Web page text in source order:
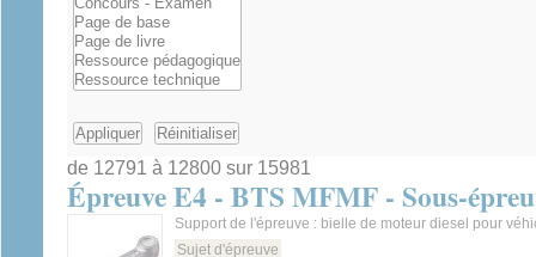
de 12791 à 12800 sur 15981
Épreuve E4 - BTS MFMF - Sous-
Support de l'épreuve : bielle de moteur diesel pour
Sujet d'épreuve